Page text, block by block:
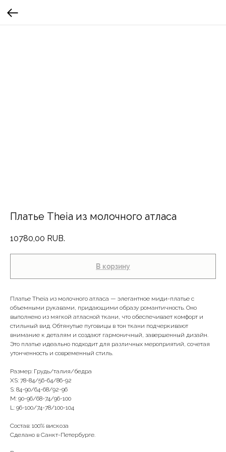
Платье Theia из молочного атласа
10780,00 RUB.
В корзину
Платье Theia из молочного атласа — элегантное миди-платье с
объемными рукавами, придающими образу романтичность. Оно
выполнено из мягкой атласной ткани, что обеспечивает комфорт и
стильный вид. Обтянутые пуговицы в тон ткани подчеркивают
внимание к деталям и создают гармоничный, завершенный дизайн.
Это платье идеально подходит для различных мероприятий, сочетая
утонченность и современный стиль.
Размер: Грудь/талия/бедра
XS: 78-84/56-64/86-92
S: 84-90/64-68/92-96
M: 90-96/68-74/96-100
L: 96-100/74-78/100-104
Состав: 100% вискоза
Сделано в Санкт-Петербурге.